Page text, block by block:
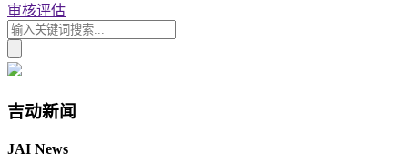
审核评估
吉动新闻
JAI News